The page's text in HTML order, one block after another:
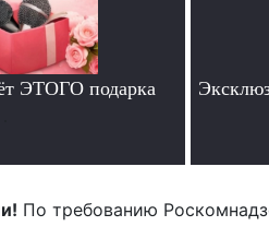
ЭТОГО подарка
По требованию